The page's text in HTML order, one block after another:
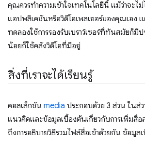
คุณควรทำความเข้าใจเทคโนโลยีนี้ แม้ว่าจะไม่
แอปพลิเคชันหรือวิดีโอเพลเยอร์ของคุณเอง แ
ทดลองใช้การรองรับเบราว์เซอร์ที่ทันสมัยก็มี
น้อยก็ใช้คลังวิดีโอที่มีอยู่
สิ่งที่เราจะได้เรียนรู้
คอลเล็กชัน media ประกอบด้วย 3 ส่วน ในส่
แนวคิดและข้อมูลเบื้องต้นเกี่ยวกับการเพิ่มสื่อ
ถึงการอธิบายวิธีรวมไฟล์สื่อเข้าด้วยกัน ข้อมูล